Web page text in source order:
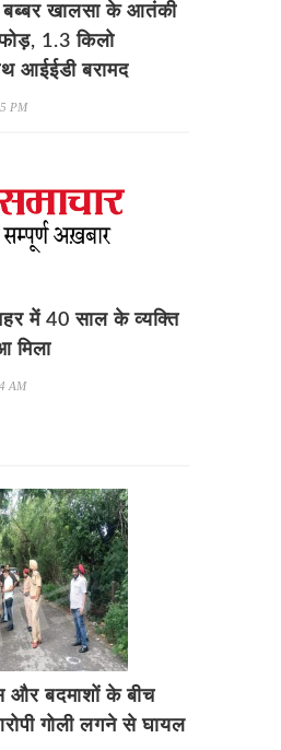
खालसा के आतंकी
1.3 किलो
आईईडी बरामद
PM
में 40 साल के व्यक्ति
मिला
AM
और बदमाशों के बीच
गोली लगने से घायल